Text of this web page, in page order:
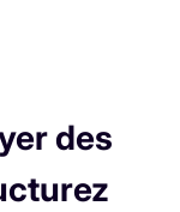
des